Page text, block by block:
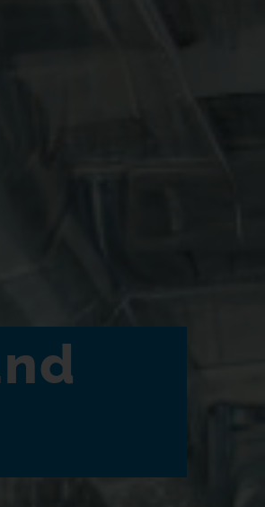
der Dialog geschlossen. Seine Funktionalität ist